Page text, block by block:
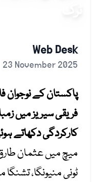
Web Desk
23 November 2025
پاکستان کے نوجوان
فریقی سیریز میں
کارکردگی دکھاتے
میچ میں عثمان
ٹونی منیونگا، تشنگا